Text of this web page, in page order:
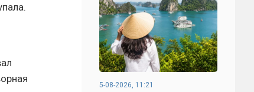
5-08-2026, 11:21